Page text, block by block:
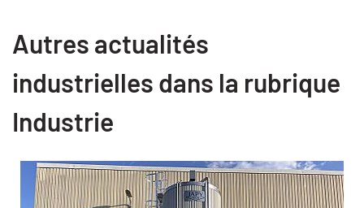
Autres actualités
industrielles dans la rubrique
Industrie